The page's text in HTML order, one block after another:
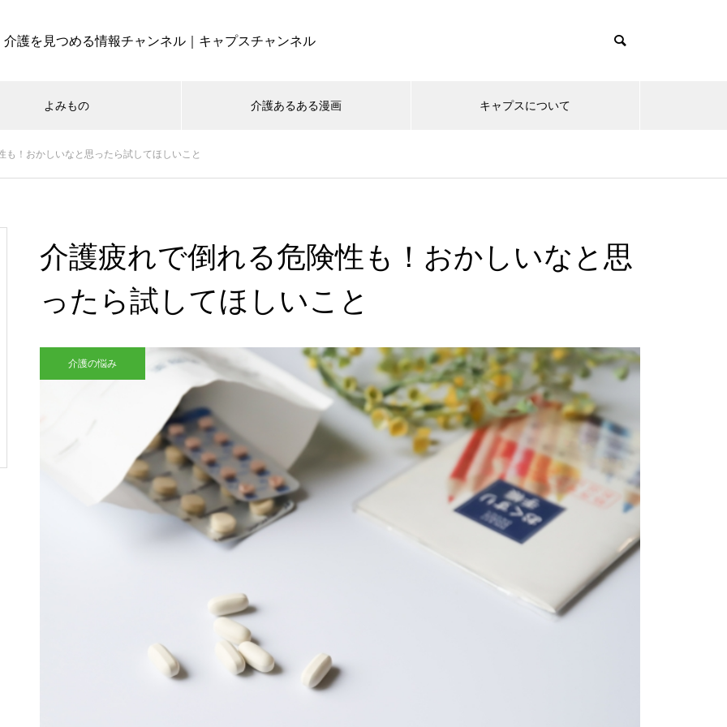
介護を見つめる情報チャンネル｜キャプスチャンネル
よみもの 介護あるある漫画 キャプスについて
も！おかしいなと思ったら試してほしいこと
介護疲れで倒れる危険性も！おかしいなと思
ったら試してほしいこと
介護の悩み